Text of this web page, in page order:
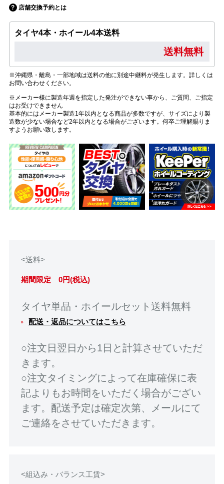
店舗交換予約とは
タイヤ4本・ホイール4本送料
送料無料
※沖縄県・離島・一部地域は送料の他に別途中継料が発生します。詳しくは
お問い合わせください。
※メーカー様に製造年週を指定した発注ができない事から、ご質問、ご指定
はお受けできません
基本的にはメーカー製造1年以内となる商品が多数ですが、サイズにより製
造数が少ない場合など2年以内となる場合がございます。何卒ご理解賜りま
すようお願い致します。
<送料>
期間限定 0円(税込)
タイヤ単品・ホイールセット送料無料
配送・返品についてはこちら
○注文日翌日から1日と計算させていただ
きます。
○注文タイミングによって在庫確保に表
記よりもお時間をいただく場合がござい
ます。配送予定は確定次第、メールにて
ご連絡をさせていただきます。
<組込み・バランス工賃>